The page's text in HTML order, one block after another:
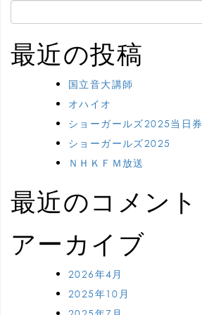
最近の投稿
国立音大講師
オハイオ
ショーガールズ2025当日券
ショーガールズ2025
ＮＨＫＦＭ放送
最近のコメント
アーカイブ
2026年4月
2025年10月